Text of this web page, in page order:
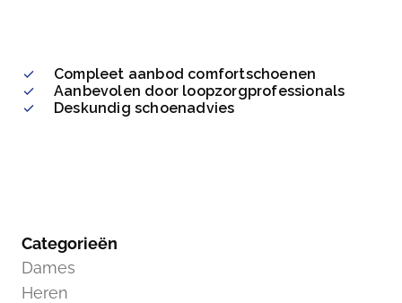
Compleet aanbod comfortschoenen
Aanbevolen door loopzorgprofessionals
Deskundig schoenadvies
Categorieën
Dames
Heren